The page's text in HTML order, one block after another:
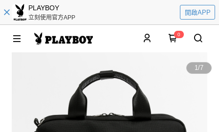
PLAYBOY
立刻使用官方APP
開啟APP
0
1/7